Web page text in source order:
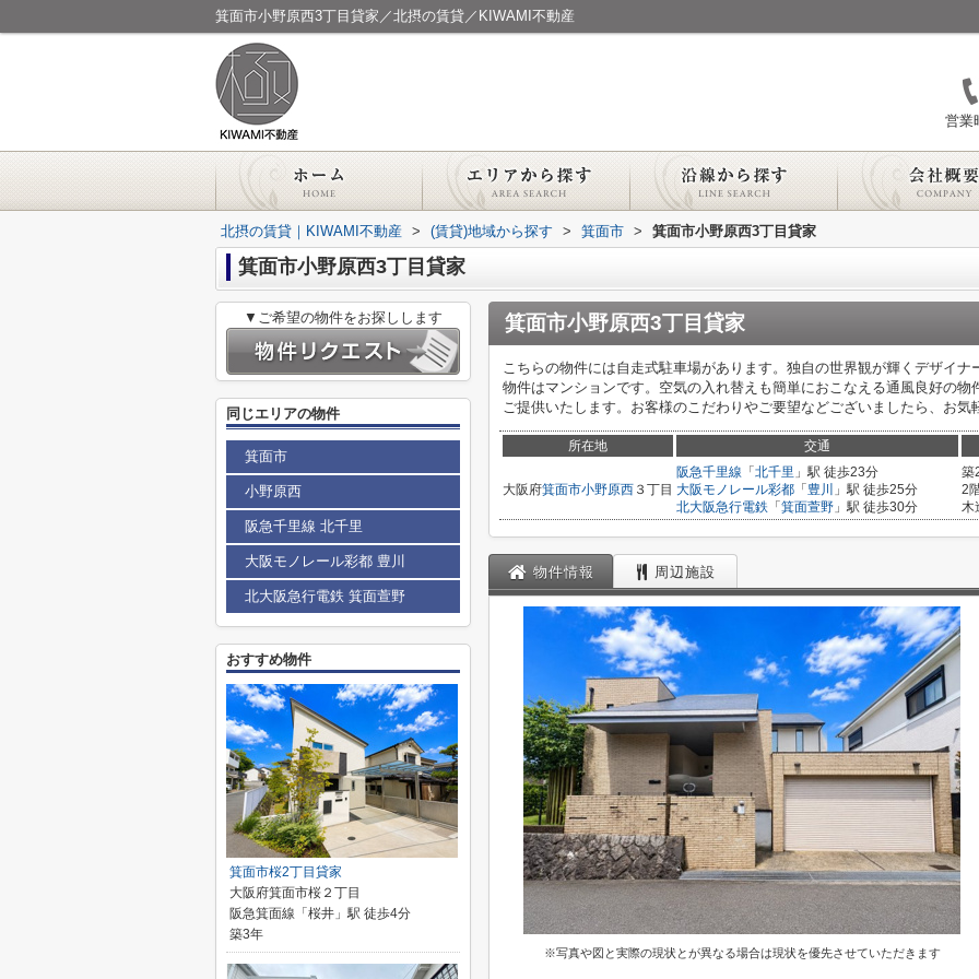
箕面市小野原西3丁目貸家／北摂の賃貸／KIWAMI不動産
営業
北摂の賃貸｜KIWAMI不動産 > (賃貸)地域から探す > 箕面市 > 箕面市小野原西3丁目貸家
箕面市小野原西3丁目貸家
箕面市小野原西3丁目貸家
こちらの物件には自走式駐車場があります。独自の世界観が輝くデザイ
物件はマンションです。空気の入れ替えも簡単におこなえる通風良好の
ご提供いたします。お客様のこだわりやご要望などございましたら、お
所在地 交通
大阪府箕面市小野原西 ３丁目
阪急千里線 「 北千里 」駅 徒歩23分
大阪モノレール彩都 「 豊川
」駅 徒歩25分
北大阪急行電鉄 「 箕面萱野 」駅 徒歩30分
築
2
木
物件情報 周辺施設
※写真や図と実際の現状とが異なる場合は現状を優先させていただきます
▼ご希望の物件をお探しします
同じエリアの物件
箕面市
小野原西
阪急千里線 北千里
大阪モノレール彩都 豊川
北大阪急行電鉄 箕面萱野
おすすめ物件
箕面市桜2丁目貸家
大阪府箕面市桜２丁目
阪急箕面線「桜井」駅 徒歩4分
築3年